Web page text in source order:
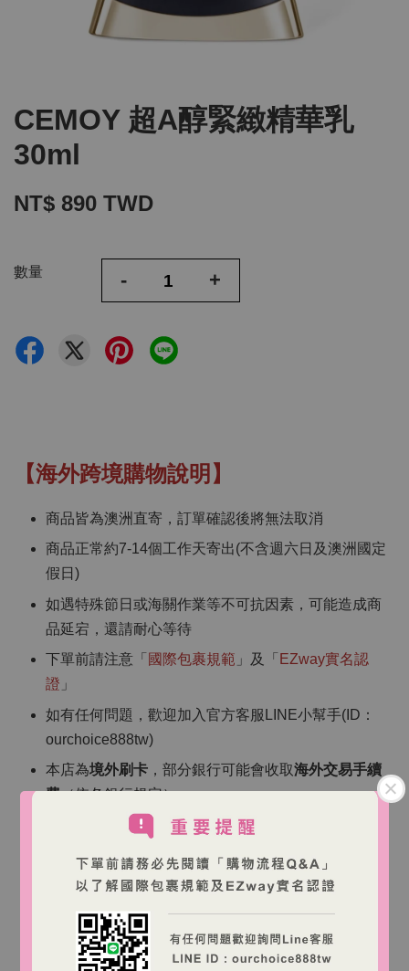
CEMOY 超A醇緊緻精華乳
30ml
NT$ 890 TWD
數量 - +
【海外跨境購物說明】
商品皆為澳洲直寄，訂單確認後將無法取消
商品正常約7-14個工作天寄出(不含週六日及澳洲國定
假日)
如遇特殊節日或海關作業等不可抗因素，可能造成商
品延宕，還請耐心等待
下單前請注意「 國際包裹規範 」及「 EZway實名認
證 」
如有任何問題，歡迎加入官方客服LINE小幫手(ID：
ourchoice888tw)
本店為境外刷卡 ，部分銀行可能會收取海外交易手續
費（依各銀行規定）
本店商品為澳洲商家營運之跨境購物網站，商品由澳
台灣消費者下單後，收件人需依台灣海關規定完成